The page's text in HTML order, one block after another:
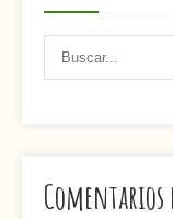
Comentarios